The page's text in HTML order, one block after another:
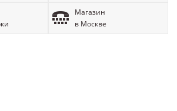
Магазин
в Москве